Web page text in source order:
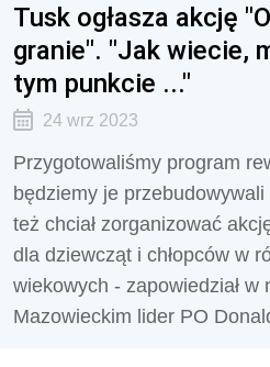
Tusk ogłasza akcję
granie". "Jak wiecie,
tym punkcie ..."
24 wrz 2023
Przygotowaliśmy program
będziemy je
też chciał zorganizować
dla dziewcząt i chłopców w
wiekowych - zapowiedział w
Mazowieckim lider PO